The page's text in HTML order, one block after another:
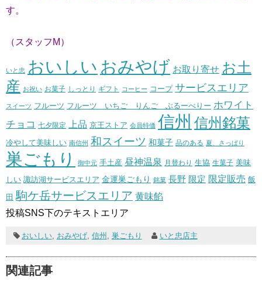
す。
（スタッフM）
いと忠 おいしい おみやげ お取り寄せ お土
産 お祝い お菓子 しっとり ギフト コーヒー コープ サービスエリア
スイーツ フルーツ フルーツ いちご りんご ぶるーべりー ホワイト
チョコ 七夕限定 上品 京王ストア 会員特価 信州 信州銘菓
冷やして美味しい 南信州 和スイーツ 和菓子 品のある 夏、さっぱり
巣ごもり 御中元 手土産 昼神温泉 月替わり 生協 生菓子 美味
しい 諏訪湖サービスエリア 金運巣ごもり 銘菓 長野 限定 限定販売 飯
田 駒ケ岳サービスエリア 黄味餡
投稿SNS下のテキストエリア
おいしい, おみやげ, 信州 巣ごもり いと忠店主
関連記事